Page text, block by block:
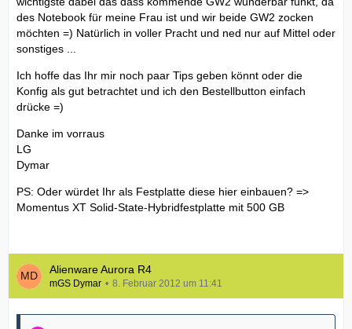
des Notebook für meine Frau ist und wir beide GW2 zocken
möchten =) Natürlich in voller Pracht und ned nur auf Mittel oder
sonstiges ...
Ich hoffe das Ihr mir noch paar Tips geben könnt oder die
Konfig als gut betrachtet und ich den Bestellbutton einfach
drücke =)
Danke im vorraus
LG
Dymar
PS: Oder würdet Ihr als Festplatte diese hier einbauen? =>
Momentus XT Solid-State-Hybridfestplatte mit 500 GB
Alienware Aurora R4
mGS Dymar 8. Februar 2012 um 11:41